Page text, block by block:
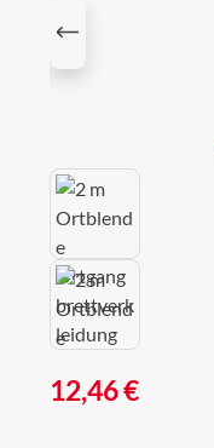
Regulärer Preis:
12,46 €